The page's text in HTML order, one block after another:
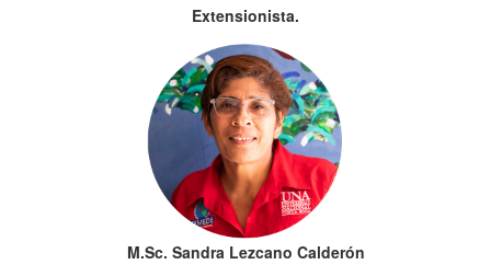
Extensionista.
M.Sc. Sandra Lezcano Calderón